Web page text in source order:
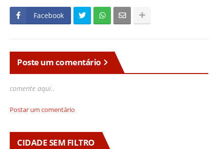
Facebook
Poste um comentário
comente aqui..
Postar um comentário
CIDADE SEM FILTRO